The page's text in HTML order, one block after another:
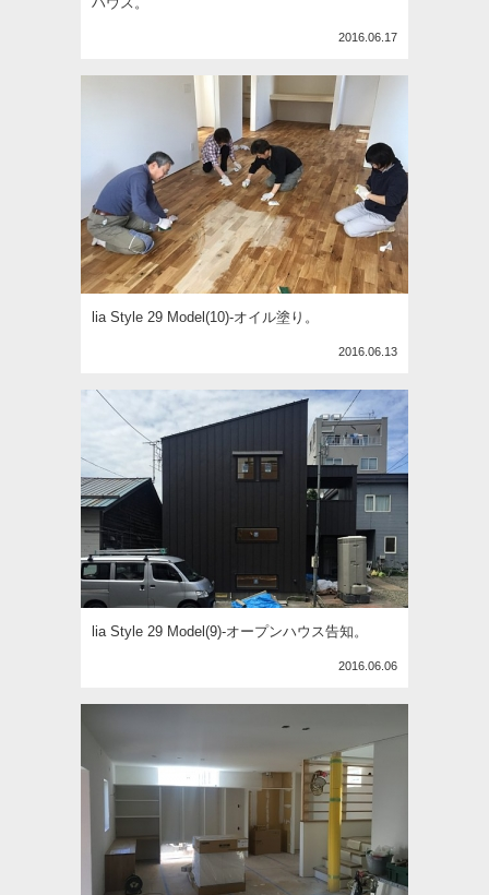
2016.06.17
lia Style 29 Model(10)-オイル塗り。
2016.06.13
lia Style 29 Model(9)-オープンハウス告知。
2016.06.06